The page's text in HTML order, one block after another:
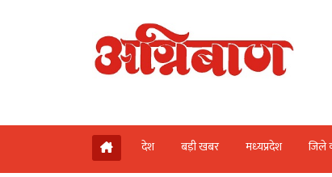
देश बड़ी खबर मध्‍यप्रदेश जिले